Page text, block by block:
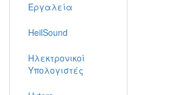
Εργαλεία
HeilSound
Ηλεκτρονικοί
Υπολογιστές